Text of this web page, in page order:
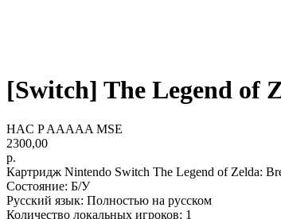
[Switch] The Legend of
HAC P AAAAA MSE
2300,00
р.
Картридж Nintendo Switch The Legend of Zelda:
Состояние: Б/У
Русский язык: Полностью на русском
Количество локальных игроков: 1